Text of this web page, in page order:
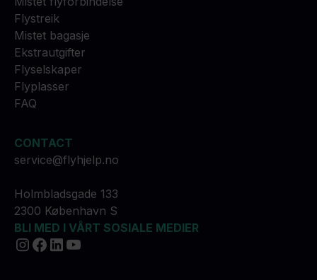
Flystreik
Mistet bagasje
Ekstrautgifter
Flyselskaper
Flyplasser
FAQ
CONTACT
service@flyhjelp.no
Holmbladsgade 133
2300 København S
BLI MED I VÅRT SOSIALE MEDIER